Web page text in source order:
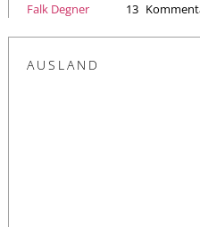
Falk Degner 13
AUSLAND